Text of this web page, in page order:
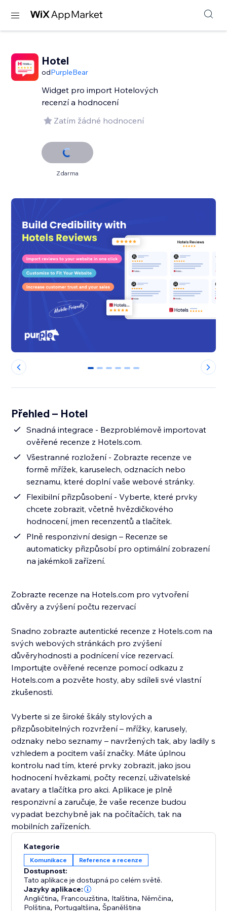
Hotel
odPurpleBear
Widget pro import Hotelových
recenzí a hodnocení
Zatím žádné hodnocení
Zdarma
0 1 2 3 4 5
Přehled – Hotel
Snadná integrace - Bezproblémově importovat
ověřené recenze z Hotels.com.
Všestranné rozložení - Zobrazte recenze ve
formě mřížek, karuselech, odznacích nebo
seznamu, které doplní vaše webové stránky.
Flexibilní přizpůsobení - Vyberte, které prvky
chcete zobrazit, včetně hvězdičkového
hodnocení, jmen recenzentů a tlačítek.
Plně responzivní design – Recenze se
automaticky přizpůsobí pro optimální zobrazení
na jakémkoli zařízení.
Zobrazte recenze na Hotels.com pro vytvoření
důvěry a zvýšení počtu rezervací
Snadno zobrazte autentické recenze z Hotels.com na
svých webových stránkách pro zvýšení
důvěryhodnosti a podnícení více rezervací.
Importujte ověřené recenze pomocí odkazu z
Hotels.com a pozvěte hosty, aby sdíleli své vlastní
zkušenosti.
Vyberte si ze široké škály stylových a
přizpůsobitelných rozvržení – mřížky, karusely,
odznaky nebo seznamy – navržených tak, aby ladily s
vzhledem a pocitem vaší značky. Máte úplnou
kontrolu nad tím, které prvky zobrazit, jako jsou
hodnocení hvězkami, počty recenzí, uživatelské
avatary a tlačítka pro akci. Aplikace je plně
responzivní a zaručuje, že vaše recenze budou
vypadat bezchybně jak na počítačích, tak na
mobilních zařízeních.
Kategorie
Komunikace Reference a recenze
Dostupnost:
Tato aplikace je dostupná po celém světě.
Jazyky aplikace:
Angličtina, Francouzština, Italština, Němčina,
Polština, Portugaltšina,Španělština